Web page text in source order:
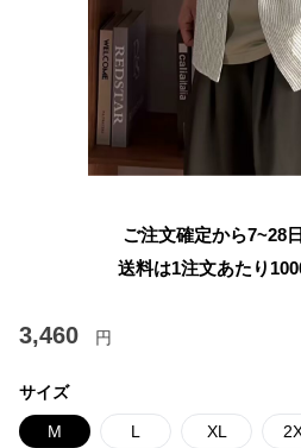
ご注文確定から7~28
送料は1注文あたり
3,460 円
サイズ
M L XL